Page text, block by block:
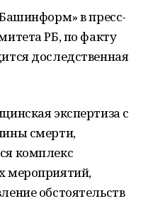
в пресс-
РБ, по факту
доследственная
экспертиза с
смерти,
комплекс
мероприятий,
обстоятельств